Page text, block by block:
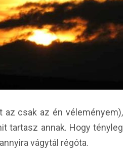
az csak az én véleményem),
tartasz annak. Hogy tényleg
vágytál régóta.